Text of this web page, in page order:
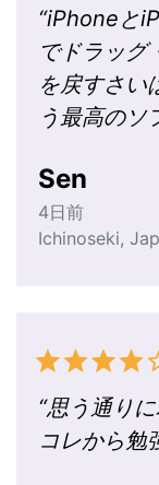
“iPhoneと
でドラッグ
を戻すさい
う最高のソ
Sen
4日前
Ichinoseki,
“思う通り
コレから勉